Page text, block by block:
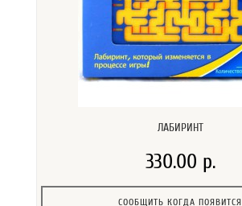
ЛАБИРИНТ
330.00 р.
СООБЩИТЬ КОГДА ПОЯВИТСЯ